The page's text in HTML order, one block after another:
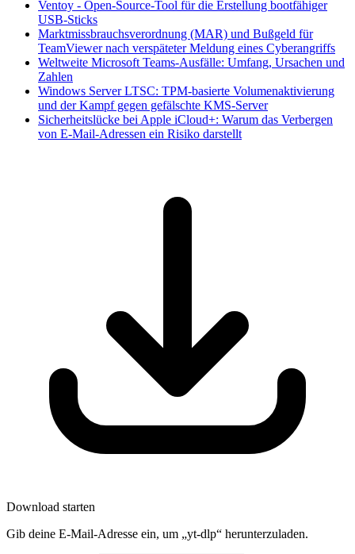
Ventoy - Open-Source-Tool für die Erstellung bootfähiger
USB-Sticks
Marktmissbrauchsverordnung (MAR) und Bußgeld für
TeamViewer nach verspäteter Meldung eines Cyberangriffs
Weltweite Microsoft Teams-Ausfälle: Umfang, Ursachen und
Zahlen
Windows Server LTSC: TPM-basierte Volumenaktivierung
und der Kampf gegen gefälschte KMS-Server
Sicherheitslücke bei Apple iCloud+: Warum das Verbergen
von E-Mail-Adressen ein Risiko darstellt
Download starten
Gib deine E-Mail-Adresse ein, um „yt-dlp“ herunterzuladen.